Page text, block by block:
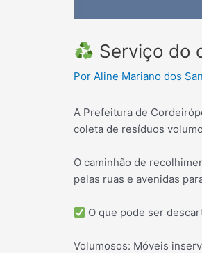
Serviço do
Por Aline Mariano dos
A Prefeitura de
coleta de resíduos
O caminhão de
pelas ruas e avenidas
O que pode ser
Volumosos: Móveis